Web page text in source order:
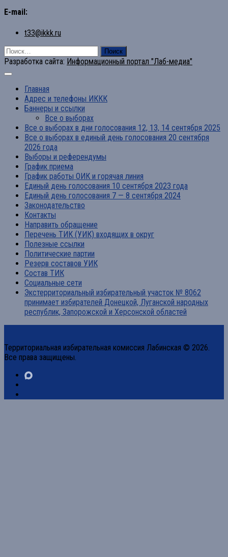
E-mail:
t33@ikkk.ru
Найти:
Разработка сайта: Информационный портал "Лаб-медиа"
Главная
Адрес и телефоны ИККК
Баннеры и ссылки
Все о выборах
Все о выборах в дни голосования 12, 13, 14 сентября 2025
Все о выборах в единый день голосования 20 сентября
2026 года
Выборы и референдумы
График приема
График работы ОИК и горячая линия
Единый день голосования 10 сентября 2023 года
Единый день голосования 7 — 8 сентября 2024
Законодательство
Контакты
Направить обращение
Перечень ТИК (УИК) входящих в округ
Полезные ссылки
Политические партии
Резерв составов УИК
Состав ТИК
Социальные сети
Экстерриториальный избирательный участок № 8062
принимает избирателей Донецкой, Луганской народных
республик, Запорожской и Херсонской областей
Территориальная избирательная комиссия Лабинская © 2026.
Все права защищены.